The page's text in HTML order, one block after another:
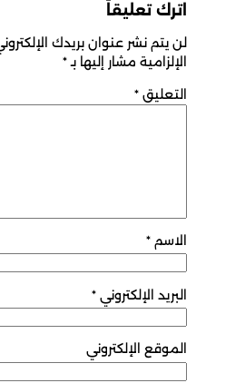
اترك تعليقاً
لن يتم نشر عنوان بريدك الإلكتروني.
الإلزامية مشار إليها بـ *
التعليق*
الاسم*
البريد الإلكتروني *
الموقع الإلكتروني